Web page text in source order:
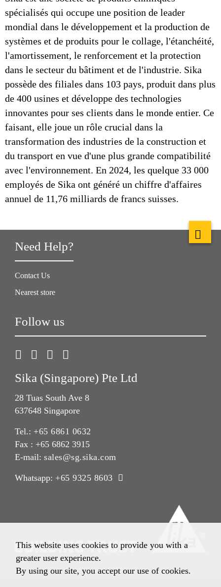
spécialisés qui occupe une position de leader
mondial dans le développement et la production de
systèmes et de produits pour le collage, l'étanchéité,
l'amortissement, le renforcement et la protection
dans le secteur du bâtiment et de l'industrie. Sika
possède des filiales dans 103 pays, produit dans plus
de 400 usines et développe des technologies
innovantes pour ses clients dans le monde entier. Ce
faisant, elle joue un rôle crucial dans la
transformation des industries de la construction et
du transport en vue d'une plus grande compatibilité
avec l'environnement. En 2024, les quelque 33 000
employés de Sika ont généré un chiffre d'affaires
annuel de 11,76 milliards de francs suisses.
Need Help?
Contact Us
Nearest store
Follow us
Sika (Singapore) Pte Ltd
28 Tuas South Ave 8
637648 Singapore
Tel.: +65 6861 0632
Fax : +65 6862 3915
E-mail: sales@sg.sika.com
Whatsapp: +65 9325 8603
This website uses cookies to provide you with a
greater user experience.
By using our site, you accept our use of cookies.